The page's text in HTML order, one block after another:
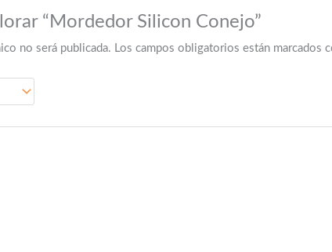
“Mordedor Silicon Conejo”
no será publicada. Los campos obligatorios están marcados